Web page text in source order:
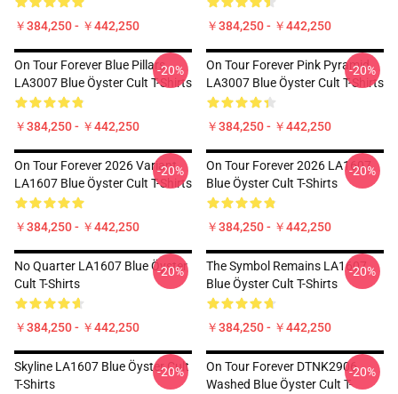
￥384,250 - ￥442,250 ￥384,250 - ￥442,250
On Tour Forever Blue Pillars
LA3007 Blue Öyster Cult T-Shirts
￥384,250 - ￥442,250
-20%
On Tour Forever Pink Pyramid
LA3007 Blue Öyster Cult T-Shirts
￥384,250 - ￥442,250
-20%
On Tour Forever 2026 Variant
LA1607 Blue Öyster Cult T-Shirts
￥384,250 - ￥442,250
-20%
On Tour Forever 2026 LA1607
Blue Öyster Cult T-Shirts
￥384,250 - ￥442,250
-20%
No Quarter LA1607 Blue Öyster
Cult T-Shirts
￥384,250 - ￥442,250
-20%
The Symbol Remains LA1607
Blue Öyster Cult T-Shirts
￥384,250 - ￥442,250
-20%
Skyline LA1607 Blue Öyster Cult
T-Shirts
-20%
On Tour Forever DTNK2906
Washed Blue Öyster Cult T-
-20%